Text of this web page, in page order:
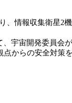
情報収集衛星2
宇宙開発委員
からの安全対策を